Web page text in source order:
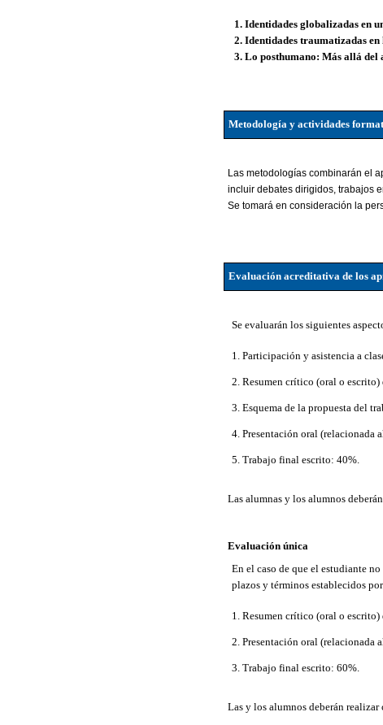
1. Identidades globalizadas en
2. Identidades traumatizadas
3. Lo posthumano: Más allá del
Metodología y actividades
Las metodologías combinarán el
incluir debates dirigidos, trabajos
Se tomará en consideración la
Evaluación acreditativa de los
Se evaluarán los siguientes
1. Participación y asistencia a
2. Resumen crítico (oral o
3. Esquema de la propuesta del
4. Presentación oral (relacionada
5. Trabajo final escrito: 40%.
Las alumnas y los alumnos
Evaluación única
En el caso de que el estudiante
plazos y términos establecidos
1. Resumen crítico (oral o
2. Presentación oral (relacionada
3. Trabajo final escrito: 60%.
Las y los alumnos deberán